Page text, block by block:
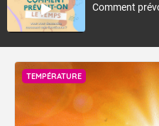
Comment
TEMPÉRATURE